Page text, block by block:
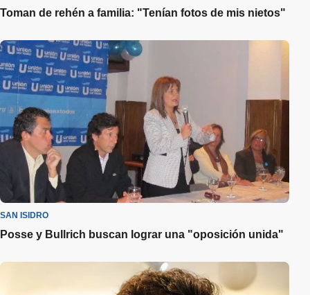
Toman de rehén a familia: "Tenían fotos de mis nietos"
SAN ISIDRO
Posse y Bullrich buscan lograr una "oposición unida"